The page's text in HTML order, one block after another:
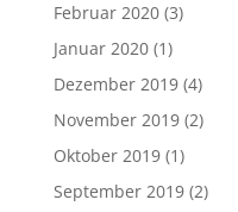
Februar 2020(3)
Januar 2020(1)
Dezember 2019(4)
November 2019(2)
Oktober 2019(1)
September 2019(2)